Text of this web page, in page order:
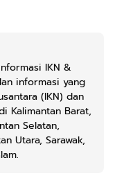
IKN &
informasi yang
(IKN) dan
Kalimantan Barat,
Selatan,
Utara, Sarawak,